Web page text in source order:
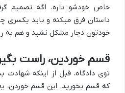
خاص خودشو داره. اگه تصمیم
داستان فرق میکنه و باید یکسری
خودتون دچار مشکل نشید و هم به
قسم خوردین، راست
توی دادگاه، قبل از اینکه شهادت
که قسم بخورید. این قسم خوردن،